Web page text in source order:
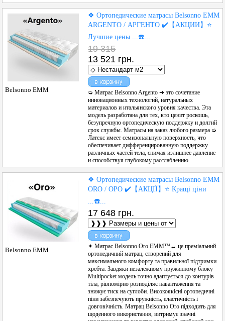
Belsonno ЕММ
❖ Ортопедические матрасы Belsonno ЕММ
ARGENTO / АРГЕНТО ✔️【АКЦИИ】⭐️
Лучшие цены ...☎️...
19 315
13 521 грн.
➭ Матрас Belsonno Argento ➜ это сочетание
инновационных технологий, натуральных
материалов и итальянского уровня качества. Эта
модель разработана для тех, кто ценит роскошь,
безупречную ортопедическую поддержку и долгий
срок службы. Матрасы на заказ любого размера ➭
Латекс имеет семизональную поверхность, что
обеспечивает дифференцированную поддержку
различных частей тела, снимая излишнее давление
и способствуя глубокому расслаблению.
Belsonno ЕММ
❖ Ортопедические матрасы Belsonno ЕММ
ORO / ОРО ✔️【АКЦІЇ】⭐️ Кращі ціни
...☎️...
17 648 грн.
✦ Матрас Belsonno Oro ЕММ™↔ це преміальний
ортопедичний матрац, створений для
максимального комфорту та правильної підтримки
хребта. Завдяки незалежному пружинному блоку
Multipocket модель точно адаптується до контурів
тіла, рівномірно розподіляє навантаження та
знижує тиск на суглоби. Високоякісні ортопедичні
піни забезпечують пружність, еластичність і
довговічність. Матрац Belsonno Oro підходить для
щоденного використання, витримує значні